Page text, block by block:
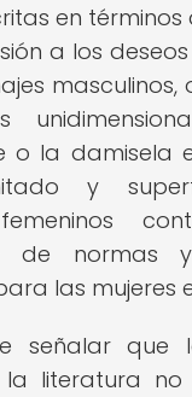
en
a los
masculinos,
o la damisela
y
de normas
las mujeres
señalar que
la literatura